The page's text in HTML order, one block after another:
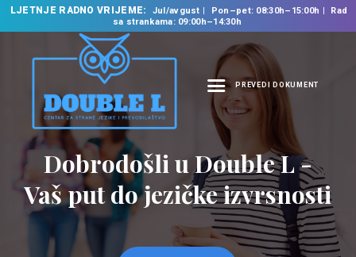
LJETNJE RADNO VRIJEME: Jul/avgust Pon–pet: 08:30h–15:00h
Rad
sa strankama: 09:00h–14:30h
PREVEDI DOKUMENT
NASLOVNA
O NAMA
NAŠE USLUGE
ŠKOLA STRANIH
JEZIKA
PREVODILAČKI BIRO
Dobrodošli u Double L -
Vaš put do jezičke izvrsnosti
Prevodilačke usluge
na 35 jezika